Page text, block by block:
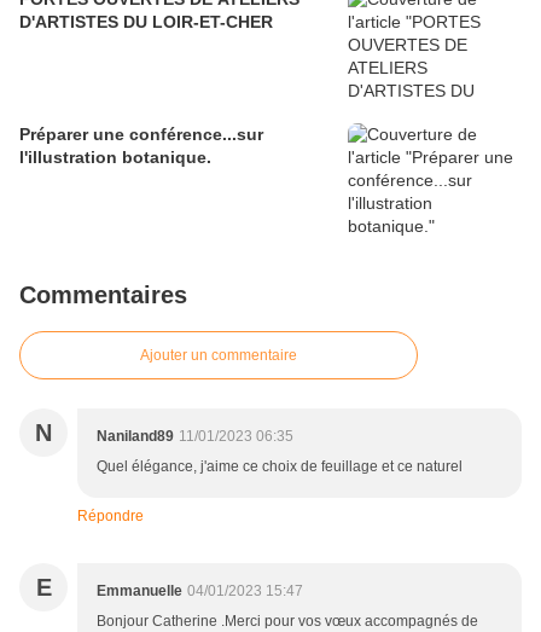
D'ARTISTES DU LOIR-ET-CHER
Préparer une conférence...sur
l'illustration botanique.
Commentaires
Ajouter un commentaire
N Naniland89 11/01/2023 06:35
Quel élégance, j'aime ce choix de feuillage et ce naturel
Répondre
E Emmanuelle 04/01/2023 15:47
Bonjour Catherine .Merci pour vos vœux accompagnés de